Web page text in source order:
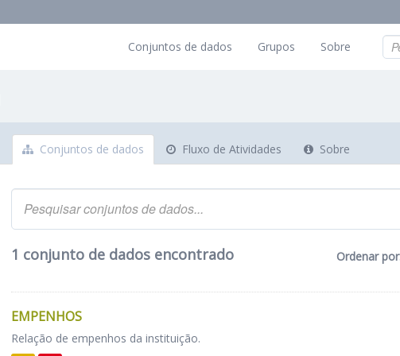
Conjuntos de dados Grupos Sobre
Conjuntos de dados Fluxo de Atividades Sobre
Ordenar por
1 conjunto de dados encontrado
EMPENHOS
Relação de empenhos da instituição.